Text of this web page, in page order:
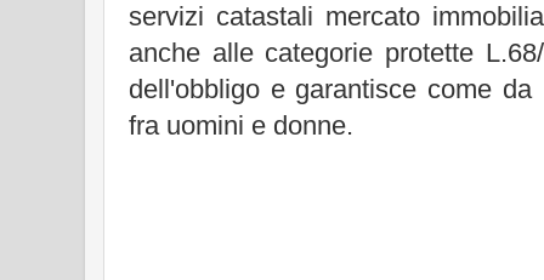
servizi catastali mercato
anche alle categorie protette
dell'obbligo e garantisce come
fra uomini e donne.